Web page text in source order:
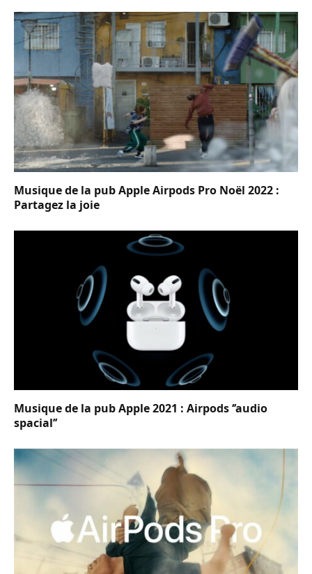
Musique de la pub Apple Airpods Pro Noël 2022 :
Partagez la joie
Musique de la pub Apple 2021 : Airpods ‘’audio
spacial’’